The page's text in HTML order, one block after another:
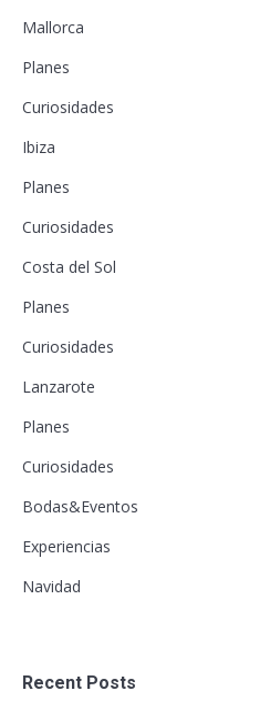
Mallorca
Planes
Curiosidades
Ibiza
Planes
Curiosidades
Costa del Sol
Planes
Curiosidades
Lanzarote
Planes
Curiosidades
Bodas&Eventos
Experiencias
Navidad
Recent Posts